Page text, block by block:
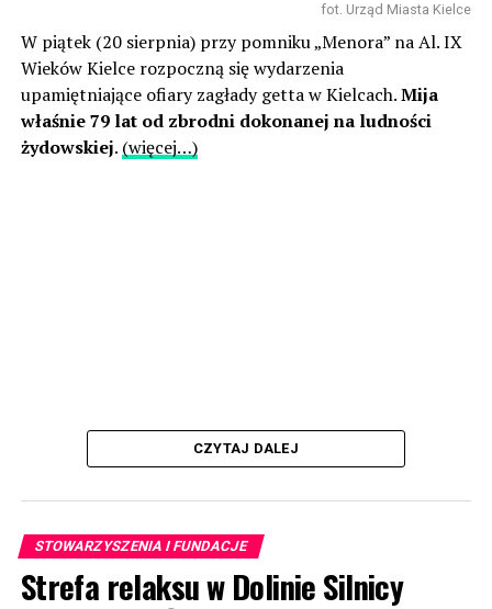
fot. Urząd Miasta Kielce
W piątek (20 sierpnia) przy pomniku „Menora” na Al. IX
Wieków Kielce rozpoczną się wydarzenia
upamiętniające ofiary zagłady getta w Kielcach.Mija
właśnie 79 lat od zbrodni dokonanej na ludności
żydowskiej. (więcej…)
CZYTAJ DALEJ
STOWARZYSZENIA I FUNDACJE
Strefa relaksu w Dolinie Silnicy